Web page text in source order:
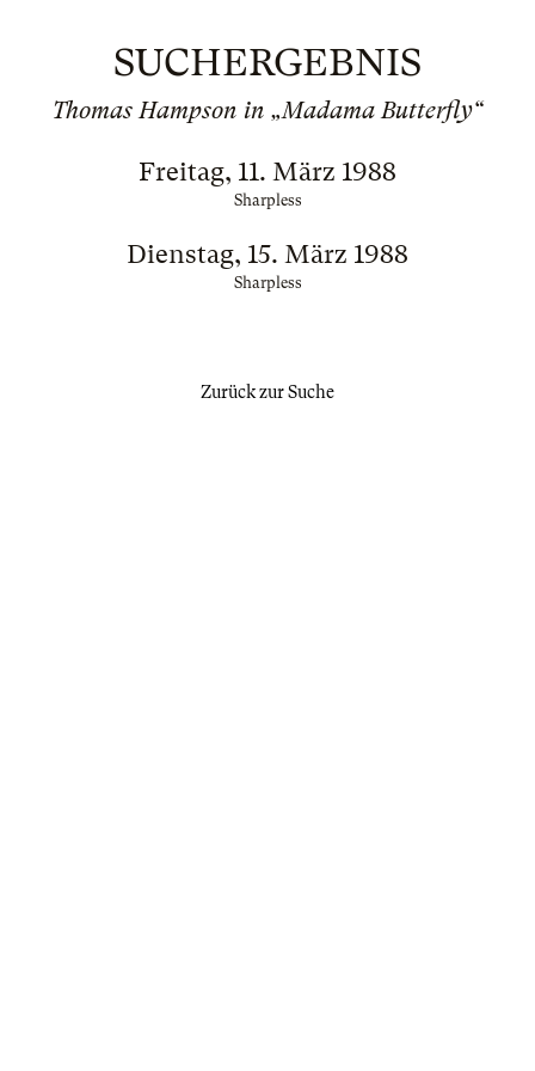
SUCHERGEBNIS
Thomas Hampson in „Madama Butterfly“
Freitag, 11. März 1988
Sharpless
Dienstag, 15. März 1988
Sharpless
Zurück zur Suche